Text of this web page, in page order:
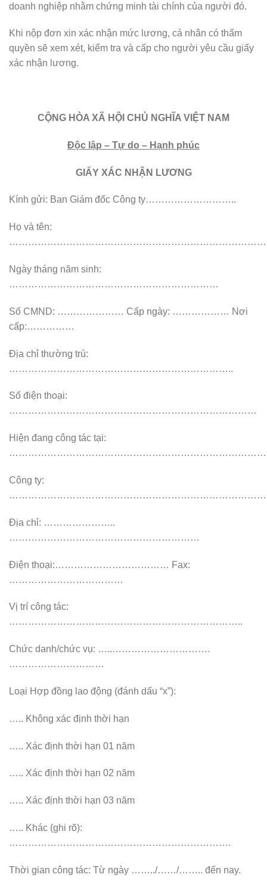
doanh nghiệp nhằm chứng minh tài chính của người đó.
Khi nộp đơn xin xác nhận mức lương, cá nhân có thẩm
quyền sẽ xem xét, kiểm tra và cấp cho người yêu cầu giấy
xác nhận lương.
CỘNG HÒA XÃ HỘI CHỦ NGHĨA VIỆT NAM
Độc lập – Tự do – Hạnh phúc
GIẤY XÁC NHẬN LƯƠNG
Kính gửi: Ban Giám đốc Công ty………………………..
Họ và tên:
Ngày tháng năm sinh:
…………………………………………………………
Số CMND: ………………… Cấp ngày: ……………… Nơi
cấp:……………
Địa chỉ thường trú:
……………………………………………………………..
Số điện thoại:
……………………………………………………………………
Hiện đang công tác tại:
Công ty:
Địa chỉ: …………………..
……………………………………………………
Điện thoại:……………………………… Fax:
………………………………
Vị trí công tác:
………………………………………………………………..
Chức danh/chức vụ: …..………………………….
…………………………
Loại Hợp đồng lao động (đánh dấu “x”):
….. Không xác định thời hạn
….. Xác định thời hạn 01 năm
….. Xác định thời hạn 02 năm
….. Xác định thời hạn 03 năm
….. Khác (ghi rõ):
…………………………………………………………….
Thời gian công tác: Từ ngày ……../……/…….. đến nay.